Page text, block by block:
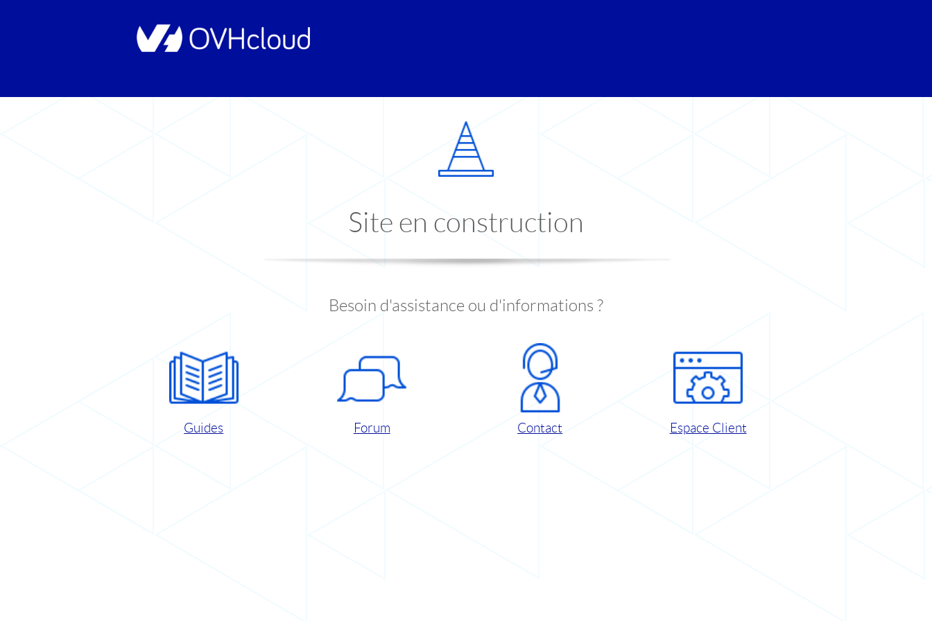
Site en construction
Besoin d'assistance ou d'informations ?
Guides Forum Contact Espace Client